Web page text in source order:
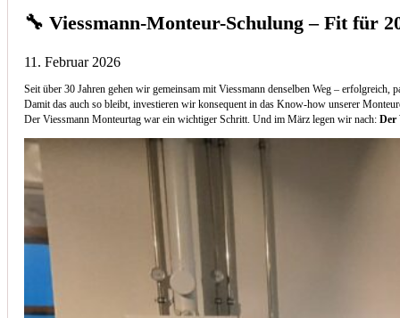
🔧 Viessmann-Monteur-Schulung – Fit für
11. Februar 2026
Seit über 30 Jahren gehen wir gemeinsam mit Viessmann denselben Weg – erfolgreich,
Damit das auch so bleibt, investieren wir konsequent in das Know-how unserer
Der Viessmann Monteurtag war ein wichtiger Schritt. Und im März legen wir nach:Der